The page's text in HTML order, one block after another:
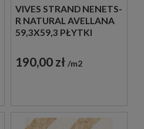
VIVES STRAND NENETS-
R NATURAL AVELLANA
59,3X59,3 PŁYTKI
GRESOWE
190,00 zł m2